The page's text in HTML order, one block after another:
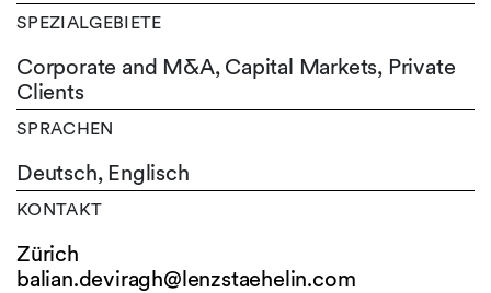
SPEZIALGEBIETE
Corporate and M&A, Capital Markets, Private
Clients
SPRACHEN
Deutsch, Englisch
KONTAKT
Zürich
balian.deviragh@lenzstaehelin.com